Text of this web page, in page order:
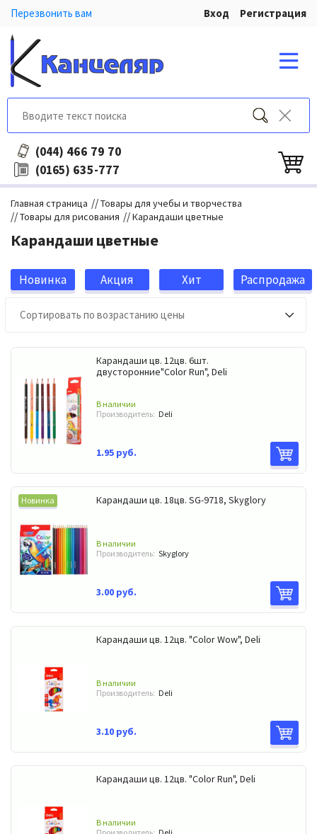
Перезвонить вам Вход Регистрация
(044) 466 79 70
(0165) 635-777
Главная страница //Товары для учебы и творчества
//Товары для рисования //Карандаши цветные
Карандаши цветные
Новинка Акция
Хит
Распродажа
Карандаши цв. 12цв. 6шт.
двусторонние"Color Run", Deli
В наличии
Производитель: Deli
1.95 руб.
Новинка Карандаши цв. 18цв. SG-9718, Skyglory
В наличии
Производитель: Skyglory
3.00 руб.
Карандаши цв. 12цв. "Color Wow", Deli
В наличии
Производитель: Deli
3.10 руб.
Карандаши цв. 12цв. "Color Run", Deli
В наличии